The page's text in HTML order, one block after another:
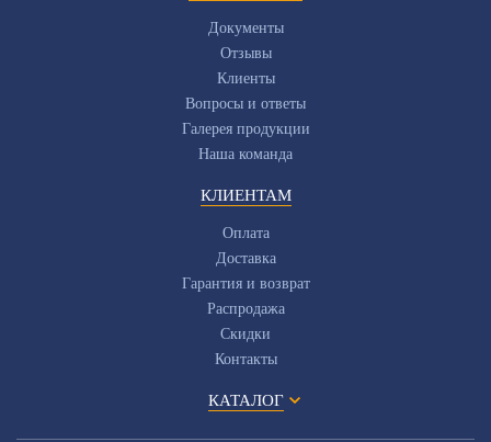
Документы
Отзывы
Клиенты
Вопросы и ответы
Галерея продукции
Наша команда
КЛИЕНТАМ
Оплата
Доставка
Гарантия и возврат
Распродажа
Скидки
Контакты
КАТАЛОГ